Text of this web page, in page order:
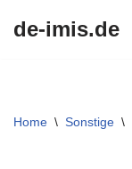
de-imis.de
Home \ Sonstige \